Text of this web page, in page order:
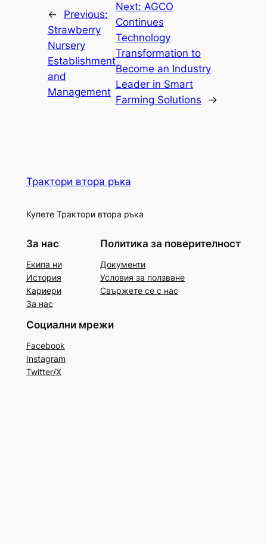
←
Previous:
Strawberry
Nursery
Establishment
and
Management
Next: AGCO
Continues
Technology
Transformation to
Become an Industry
Leader in Smart
Farming Solutions
→
Трактори втора ръка
Купете Трактори втора ръка
За нас
Екипа ни
История
Кариери
За нас
Политика за поверителност
Документи
Условия за ползване
Свържете се с нас
Социални мрежи
Facebook
Instagram
Twitter/X